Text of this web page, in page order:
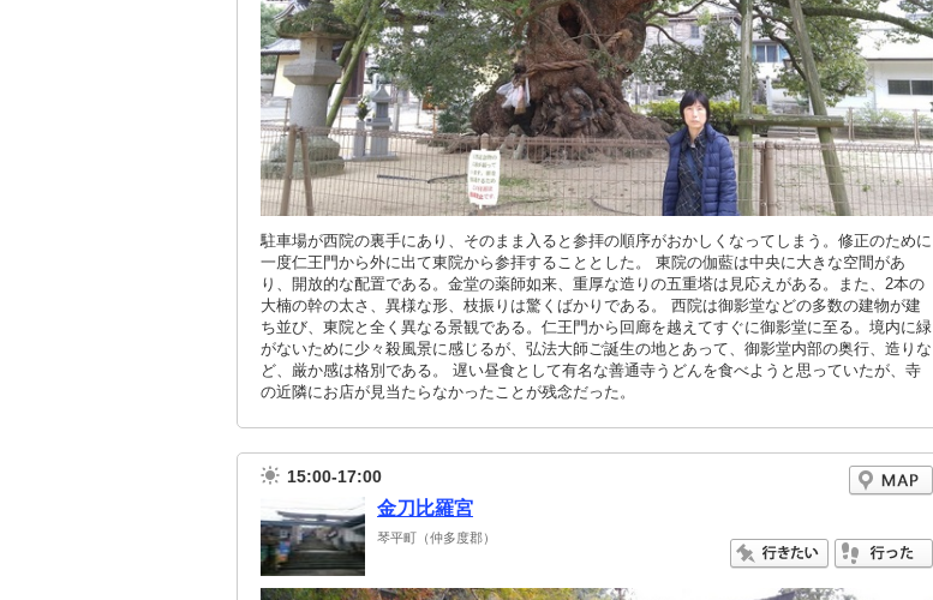
駐車場が西院の裏手にあり、そのまま入ると参拝の順序がおかしくなってしまう。修正のために
一度仁王門から外に出て東院から参拝することとした。 東院の伽藍は中央に大きな空間があ
り、開放的な配置である。金堂の薬師如来、重厚な造りの五重塔は見応えがある。また、2本の
大楠の幹の太さ、異様な形、枝振りは驚くばかりである。 西院は御影堂などの多数の建物が建
ち並び、東院と全く異なる景観である。仁王門から回廊を越えてすぐに御影堂に至る。境内に緑
がないために少々殺風景に感じるが、弘法大師ご誕生の地とあって、御影堂内部の奥行、造りな
ど、厳か感は格別である。 遅い昼食として有名な善通寺うどんを食べようと思っていたが、寺
の近隣にお店が見当たらなかったことが残念だった。
15:00-17:00
金刀比羅宮
琴平町（仲多度郡）